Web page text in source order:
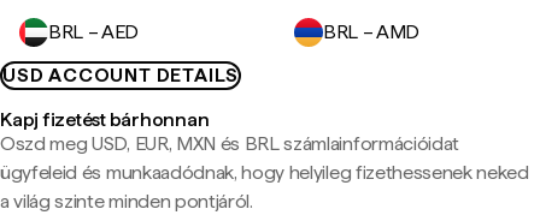
BRL – AED
BRL – AMD
USD ACCOUNT DETAILS
Kapj fizetést bárhonnan
Oszd meg USD, EUR, MXN és BRL számlainformációidat
ügyfeleid és munkaadódnak, hogy helyileg fizethessenek neked
a világ szinte minden pontjáról.